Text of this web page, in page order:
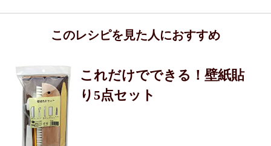
このレシピを見た人におすすめ
これだけでできる！壁紙貼
り5点セット